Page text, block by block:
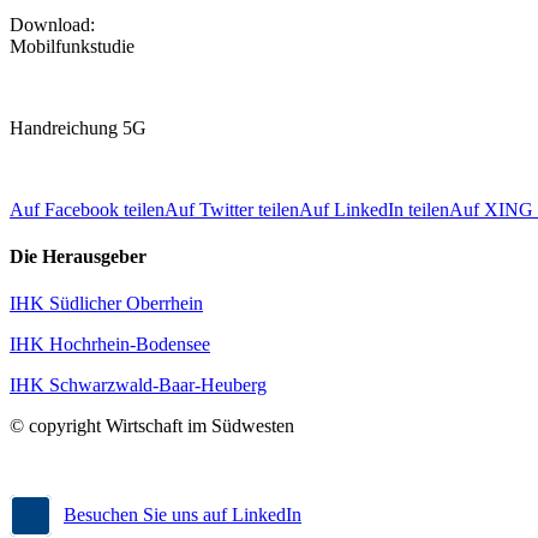
Download:
Mobilfunkstudie
Handreichung 5G
Auf Facebook teilenAuf Twitter teilenAuf LinkedIn teilenAuf XING
Die Herausgeber
IHK Südlicher Oberrhein
IHK Hochrhein-Bodensee
IHK Schwarzwald-Baar-Heuberg
© copyright Wirtschaft im Südwesten
Besuchen Sie uns auf LinkedIn